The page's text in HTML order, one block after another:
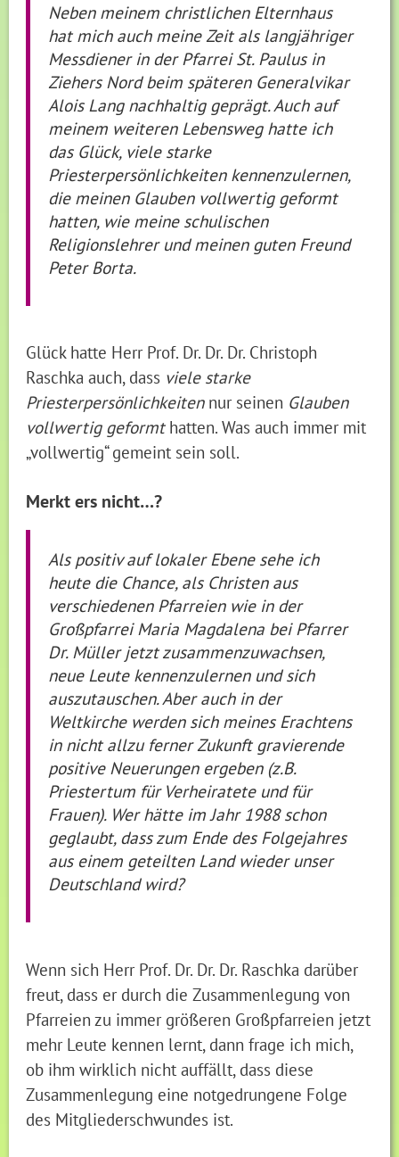
Neben meinem christlichen Elternhaus
hat mich auch meine Zeit als langjähriger
Messdiener in der Pfarrei St. Paulus in
Ziehers Nord beim späteren Generalvikar
Alois Lang nachhaltig geprägt. Auch auf
meinem weiteren Lebensweg hatte ich
das Glück, viele starke
Priesterpersönlichkeiten kennenzulernen,
die meinen Glauben vollwertig geformt
hatten, wie meine schulischen
Religionslehrer und meinen guten Freund
Peter Borta.
Glück hatte Herr Prof. Dr. Dr. Dr. Christoph
Raschka auch, dass viele starke
Priesterpersönlichkeiten nur seinen Glauben
vollwertig geformt hatten. Was auch immer mit
„vollwertig“ gemeint sein soll.
Merkt ers nicht…?
Als positiv auf lokaler Ebene sehe ich
heute die Chance, als Christen aus
verschiedenen Pfarreien wie in der
Großpfarrei Maria Magdalena bei Pfarrer
Dr. Müller jetzt zusammenzuwachsen,
neue Leute kennenzulernen und sich
auszutauschen. Aber auch in der
Weltkirche werden sich meines Erachtens
in nicht allzu ferner Zukunft gravierende
positive Neuerungen ergeben (z.B.
Priestertum für Verheiratete und für
Frauen). Wer hätte im Jahr 1988 schon
geglaubt, dass zum Ende des Folgejahres
aus einem geteilten Land wieder unser
Deutschland wird?
Wenn sich Herr Prof. Dr. Dr. Dr. Raschka darüber
freut, dass er durch die Zusammenlegung von
Pfarreien zu immer größeren Großpfarreien jetzt
mehr Leute kennen lernt, dann frage ich mich,
ob ihm wirklich nicht auffällt, dass diese
Zusammenlegung eine notgedrungene Folge
des Mitgliederschwundes ist.